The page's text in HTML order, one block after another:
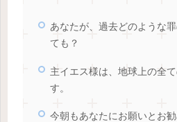
あなたが、過去どのような
ても？
主イエス様は、地球上の全
す。
今朝もあなたにお願いとお勧